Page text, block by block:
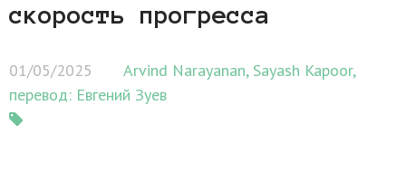
скорость прогресса
01/05/2025
Arvind Narayanan, Sayash Kapoor,
перевод: Евгений Зуев